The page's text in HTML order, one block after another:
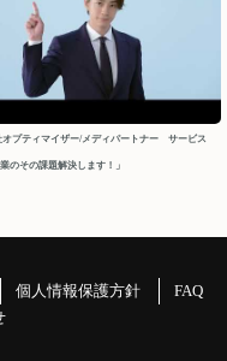
しくお願いいたしま
ます。
オプティマイザー/メディパートナー サービス
のその課題解決します！」
個人情報保護方針
FAQ